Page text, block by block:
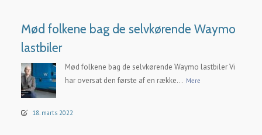
Mød folkene bag de selvkørende Waymo
lastbiler
Mød folkene bag de selvkørende Waymo lastbiler Vi
har oversat den første af en række... Mere
18. marts 2022